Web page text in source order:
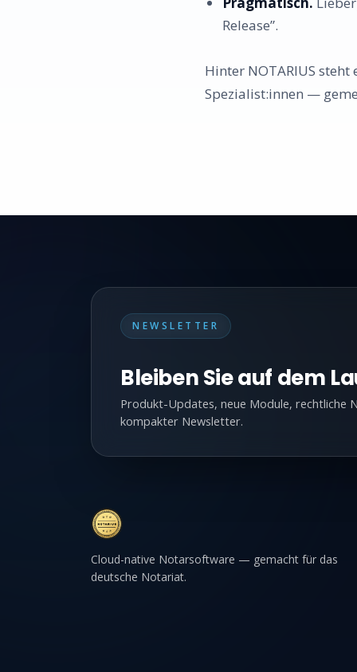
Release”.
Hinter NOTARIUS
Spezialist:innen —
NEWSLETTER
Bleiben Sie auf dem
Produkt-Updates, neue Module, rechtliche
kompakter Newsletter.
Cloud-native Notarsoftware — gemacht für das
deutsche Notariat.